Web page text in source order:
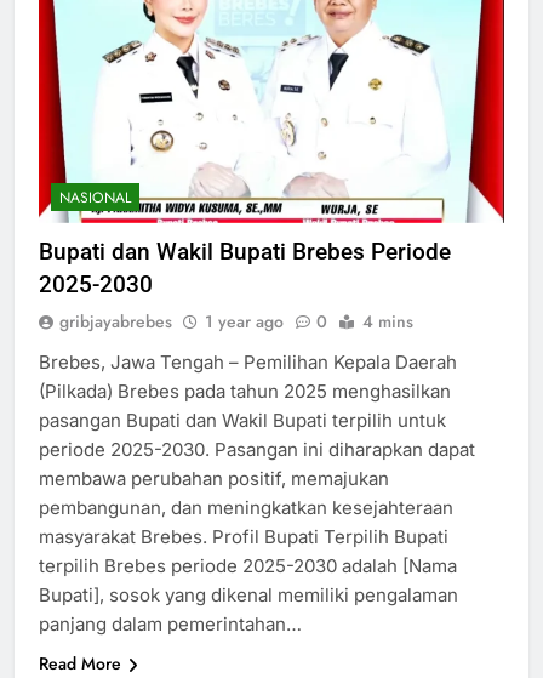
NASIONAL
Bupati dan Wakil Bupati Brebes Periode
2025-2030
gribjayabrebes 1 year ago 0 4 mins
Brebes, Jawa Tengah – Pemilihan Kepala Daerah
(Pilkada) Brebes pada tahun 2025 menghasilkan
pasangan Bupati dan Wakil Bupati terpilih untuk
periode 2025-2030. Pasangan ini diharapkan dapat
membawa perubahan positif, memajukan
pembangunan, dan meningkatkan kesejahteraan
masyarakat Brebes. Profil Bupati Terpilih Bupati
terpilih Brebes periode 2025-2030 adalah [Nama
Bupati], sosok yang dikenal memiliki pengalaman
panjang dalam pemerintahan…
Read More